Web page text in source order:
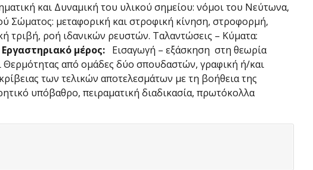
και Δυναμική του υλικού σημείου: νόμοι του Νεύτωνα,
Σώματος: μεταφορική και στροφική κίνηση, στροφορμή,
τριβή, ροή ιδανικών ρευστών. Ταλαντώσεις – Κύματα:
Εργαστηριακό μέρος: Εισαγωγή – εξάσκηση στη θεωρία
από ομάδες δύο σπουδαστών, γραφική ή/και
των τελικών αποτελεσμάτων με τη βοήθεια της
υπόβαθρο, πειραματική διαδικασία, πρωτόκολλα